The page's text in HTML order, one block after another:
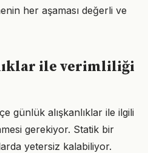
her aşaması değerli ve
ile verimliliği
günlük alışkanlıklar ile ilgili
gerekiyor. Statik bir
yetersiz kalabiliyor.